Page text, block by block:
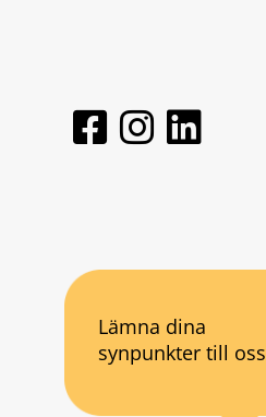
Lämna dina
synpunkter till oss